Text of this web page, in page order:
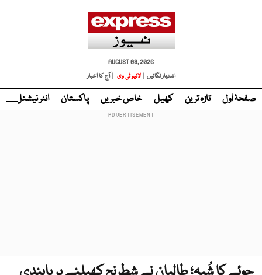
AUGUST 08, 2026
اشتہار لگائیں |
لائیو ٹی وی | آج کا اخبار
صفحۂ اول تازہ ترین کھیل خاص خبریں پاکستان انٹر نیشنل